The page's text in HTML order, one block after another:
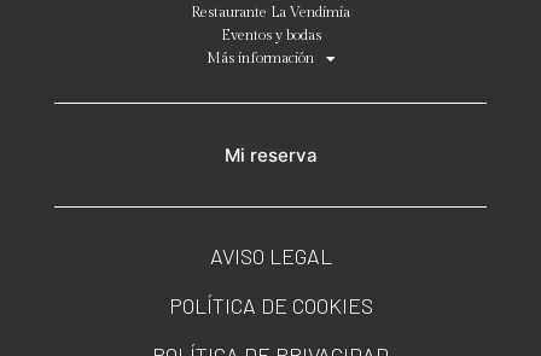
Restaurante La Vendimia
Eventos y bodas
Más información
Mi reserva
AVISO LEGAL
POLÍTICA DE COOKIES